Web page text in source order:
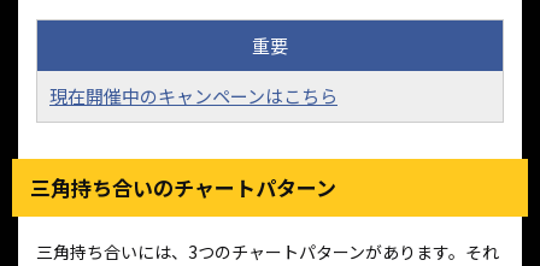
重要
現在開催中のキャンペーンはこちら
三角持ち合いのチャートパターン
三角持ち合いには、3つのチャートパターンがあります。それ